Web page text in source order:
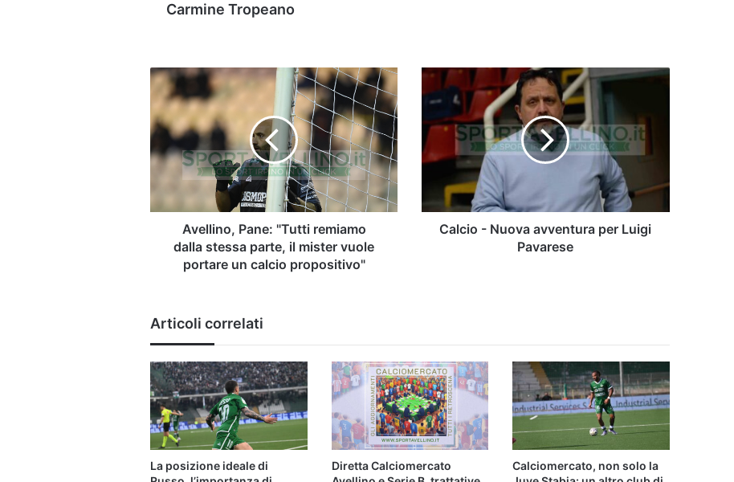
Carmine Tropeano
Avellino,
Pane:
"Tutti
remiamo
dalla
stessa
parte,
il
mister
portare
Avellino, Pane: "Tutti remiamo
dalla stessa parte, il mister vuole
portare un calcio propositivo"
Calcio
-
avventura
per
Luigi
Pavarese
Calcio - Nuova avventura per Luigi
Pavarese
Articoli correlati
La posizione ideale di
Diretta Calciomercato
Calciomercato, non solo la